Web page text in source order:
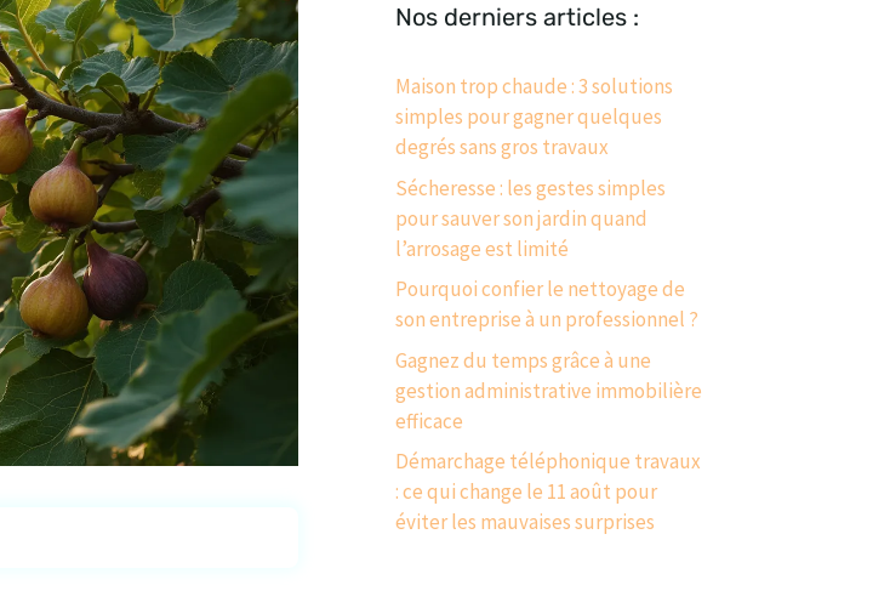
Nos derniers articles :
Maison trop chaude : 3 solutions
simples pour gagner quelques
degrés sans gros travaux
Sécheresse : les gestes simples
pour sauver son jardin quand
l’arrosage est limité
Pourquoi confier le nettoyage de
son entreprise à un professionnel ?
Gagnez du temps grâce à une
gestion administrative immobilière
efficace
Démarchage téléphonique travaux
: ce qui change le 11 août pour
éviter les mauvaises surprises